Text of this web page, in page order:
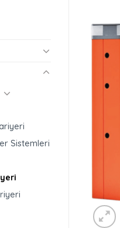
Sistemleri